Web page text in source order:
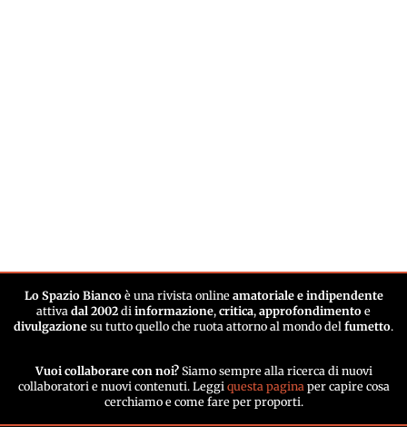
Lo Spazio Biancoè una rivista online amatoriale e indipendente
attiva dal 2002 di informazione, critica, approfondimento e
divulgazione su tutto quello che ruota attorno al mondo del fumetto.
Vuoi collaborare con noi? Siamo sempre alla ricerca di nuovi
collaboratori e nuovi contenuti. Leggi questa paginaper capire cosa
cerchiamo e come fare per proporti.